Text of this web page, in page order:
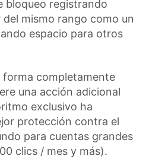
bloqueo registrando
mismo rango como un
espacio para otros
forma completamente
una acción adicional
exclusivo ha
protección contra el
para cuentas grandes
clics / mes y más).